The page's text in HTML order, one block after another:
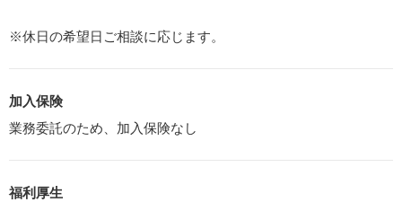
※休日の希望日ご相談に応じます。
加入保険
業務委託のため、加入保険なし
福利厚生